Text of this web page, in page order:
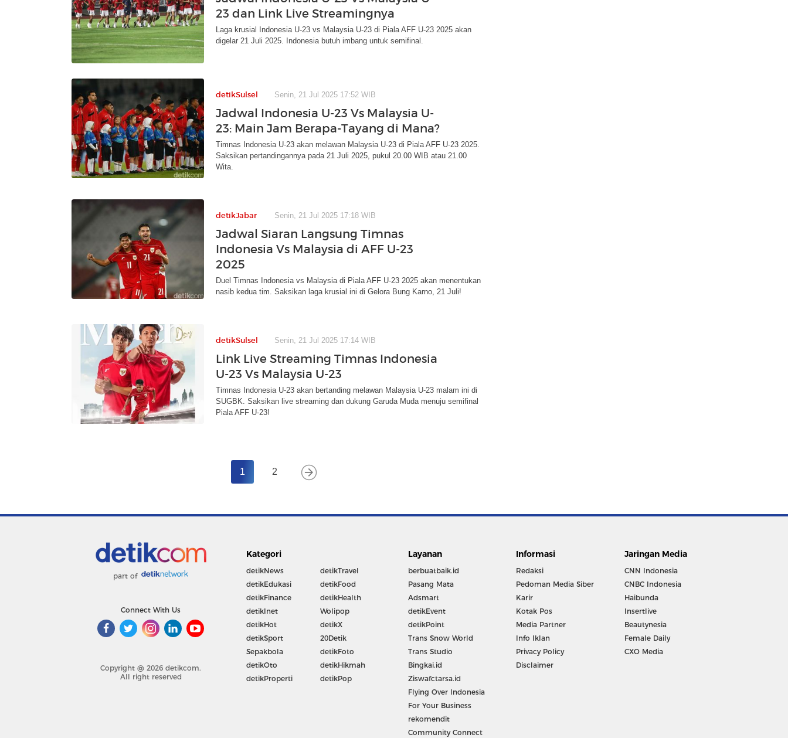
23 dan Link Live Streamingnya
Laga krusial Indonesia U-23 vs Malaysia U-23 di Piala AFF U-23 2025 akan
digelar 21 Juli 2025. Indonesia butuh imbang untuk semifinal.
detikSulsel Senin, 21 Jul 2025 17:52 WIB
Jadwal Indonesia U-23 Vs Malaysia U-
23: Main Jam Berapa-Tayang di Mana?
Timnas Indonesia U-23 akan melawan Malaysia U-23 di Piala AFF U-23 2025.
Saksikan pertandingannya pada 21 Juli 2025, pukul 20.00 WIB atau 21.00
Wita.
detikJabar Senin, 21 Jul 2025 17:18 WIB
Jadwal Siaran Langsung Timnas
Indonesia Vs Malaysia di AFF U-23
2025
Duel Timnas Indonesia vs Malaysia di Piala AFF U-23 2025 akan menentukan
nasib kedua tim. Saksikan laga krusial ini di Gelora Bung Karno, 21 Juli!
detikSulsel Senin, 21 Jul 2025 17:14 WIB
Link Live Streaming Timnas Indonesia
U-23 Vs Malaysia U-23
Timnas Indonesia U-23 akan bertanding melawan Malaysia U-23 malam ini di
SUGBK. Saksikan live streaming dan dukung Garuda Muda menuju semifinal
Piala AFF U-23!
1 2
part of
Connect With Us
Copyright @ 2026 detikcom.
All right reserved
Kategori
detikNews
detikEdukasi
detikFinance
detikInet
detikHot
detikSport
Sepakbola
detikOto
detikProperti
detikTravel
detikFood
detikHealth
Wolipop
detikX
20Detik
detikFoto
detikHikmah
detikPop
Layanan
berbuatbaik.id
Pasang Mata
Adsmart
detikEvent
detikPoint
Trans Snow World
Trans Studio
Bingkai.id
Ziswafctarsa.id
Flying Over Indonesia
For Your Business
rekomendit
Community Connect
Informasi
Redaksi
Pedoman Media Siber
Karir
Kotak Pos
Media Partner
Info Iklan
Privacy Policy
Disclaimer
Jaringan Media
CNN Indonesia
CNBC Indonesia
Haibunda
Insertlive
Beautynesia
Female Daily
CXO Media